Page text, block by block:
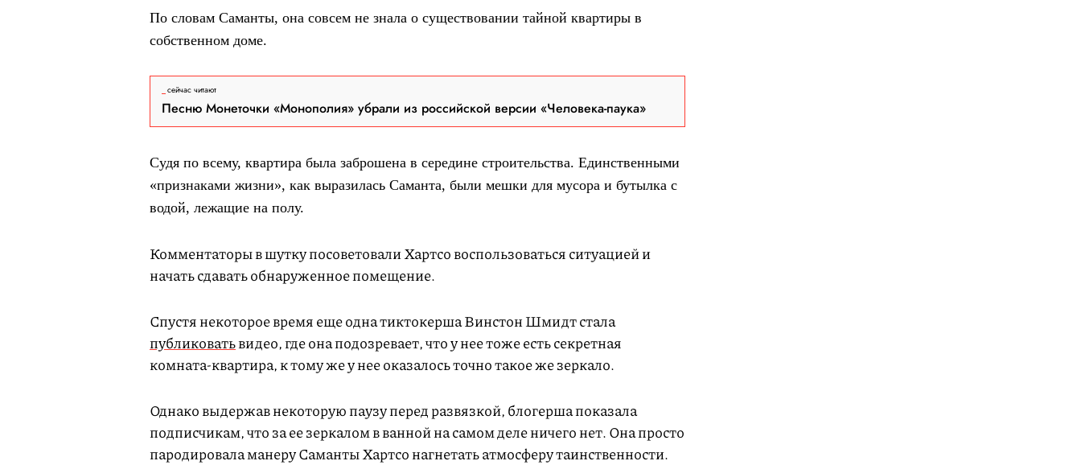
По словам Саманты, она совсем не знала о существовании тайной квартиры в
собственном доме.
сейчас читают
Песню Монеточки «Монополия» убрали из российской версии «Человека-паука»
Судя по всему, квартира была заброшена в середине строительства. Единственными
«признаками жизни», как выразилась Саманта, были мешки для мусора и бутылка с
водой, лежащие на полу.
Комментаторы в шутку посоветовали Хартсо воспользоваться ситуацией и
начать сдавать обнаруженное помещение.
Спустя некоторое время еще одна тиктокерша Винстон Шмидт стала
публиковатьвидео, где она подозревает, что у нее тоже есть секретная
комната-квартира, к тому же у нее оказалось точно такое же зеркало.
Однако выдержав некоторую паузу перед развязкой, блогерша показала
подписчикам, что за ее зеркалом в ванной на самом деле ничего нет. Она просто
пародировала манеру Саманты Хартсо нагнетать атмосферу таинственности.